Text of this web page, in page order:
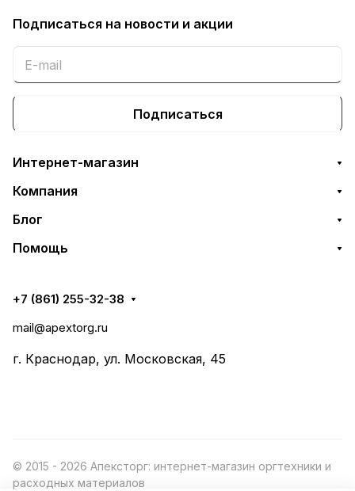
Подписаться на новости и акции
Подписаться
Интернет-магазин
Компания
Блог
Помощь
+7 (861) 255-32-38
mail@apextorg.ru
г. Краснодар, ул. Московская, 45
© 2015 - 2026 Апексторг: интернет-магазин оргтехники и
расходных материалов